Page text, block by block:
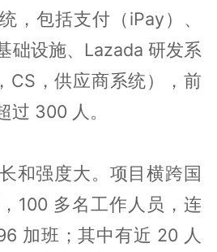
，包括支付（iPay）、
础设施、Lazada 研发系
CS，供应商系统），前
过 300 人。
和强度大。项目横跨国
100 多名工作人员，连
加班；其中有近 20 人